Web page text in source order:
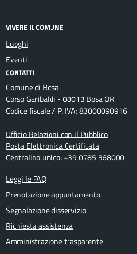
VIVERE IL COMUNE
Luoghi
Eventi
CONTATTI
Comune di Bosa
Corso Garibaldi - 08013 Bosa OR
Codice fiscale / P. IVA: 83000090916
Ufficio Relazioni con il Pubblico
Posta Elettronica Certificata
Centralino unico: +39 0785 368000
Leggi le FAQ
Prenotazione appuntamento
Segnalazione disservizio
Richiesta assistenza
Amministrazione trasparente